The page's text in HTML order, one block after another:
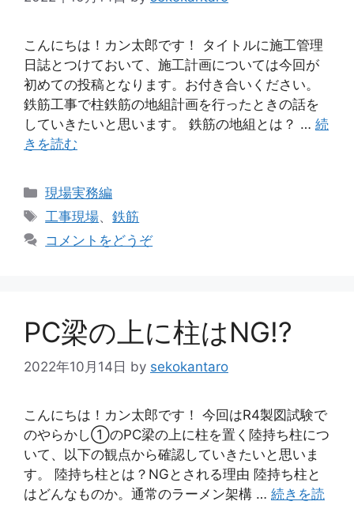
こんにちは！カン太郎です！ タイトルに施工管理
日誌とつけておいて、施工計画については今回が
初めての投稿となります。お付き合いください。
鉄筋工事で柱鉄筋の地組計画を行ったときの話を
していきたいと思います。 鉄筋の地組とは？ … 続
きを読む
カ
テ
リ
現場実務編
タ
工事現場、鉄筋
コメントをどうぞ
PC梁の上に柱はNG!?
2022年10月14日 by sekokantaro
こんにちは！カン太郎です！ 今回はR4製図試験で
のやらかし①のPC梁の上に柱を置く陸持ち柱につ
いて、以下の観点から確認していきたいと思いま
す。 陸持ち柱とは？NGとされる理由 陸持ち柱と
はどんなものか。通常のラーメン架構 … 続きを読